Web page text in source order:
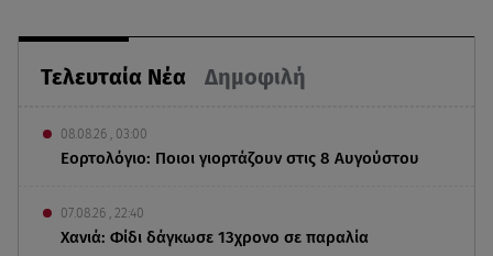
Τελευταία Νέα Δημοφιλή
08.08.26 , 03:00
Εορτολόγιο: Ποιοι γιορτάζουν στις 8 Αυγούστου
07.08.26 , 22:40
Χανιά: Φίδι δάγκωσε 13χρονο σε παραλία